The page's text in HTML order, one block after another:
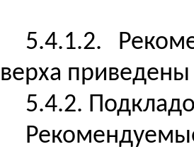
5.4.1.2.
верха
5.4.2.